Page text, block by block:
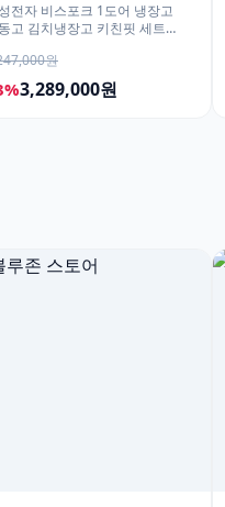
전자 비스포크 1도어 냉장고
고 김치냉장고 키친핏 세트
원
3,289,000원